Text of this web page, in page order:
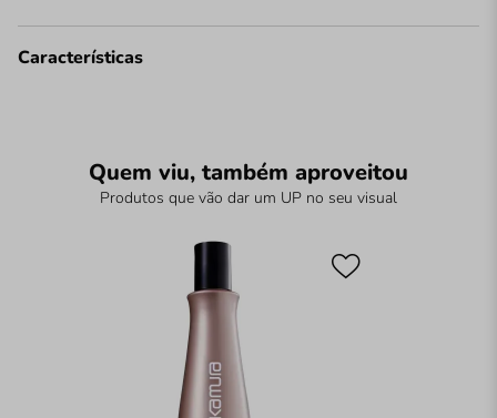
Características
Quem viu, também aproveitou
Produtos que vão dar um UP no seu visual